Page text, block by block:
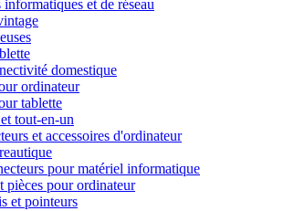
et de réseau
domestique
ordinateur
tablette
tout-en-un
et accessoires d'ordinateur
pour matériel informatique
pièces pour ordinateur
et pointeurs